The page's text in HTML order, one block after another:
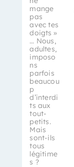
mange
pas
avec tes
doigts »
… Nous,
adultes,
imposo
ns
parfois
beaucou
p
d’interdi
ts aux
tout-
petits.
Mais
sont-ils
tous
légitime
s ?